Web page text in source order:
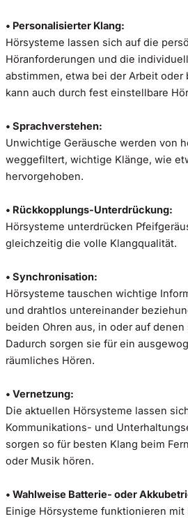
• Personalisierter Klang:
Hörsysteme lassen sich auf die
Höranforderungen und die
abstimmen, etwa bei der Arbeit oder
kann auch durch fest einstellbare
• Sprachverstehen:
Unwichtige Geräusche werden von
weggefiltert, wichtige Klänge, wie
hervorgehoben.
• Rückkopplungs-Unterdrückung:
Hörsysteme unterdrücken
gleichzeitig die volle Klangqualität.
• Synchronisation:
Hörsysteme tauschen wichtige
und drahtlos untereinander
beiden Ohren aus, in oder auf
Dadurch sorgen sie für ein
räumliches Hören.
• Vernetzung:
Die aktuellen Hörsysteme lassen
Kommunikations- und
sorgen so für besten Klang beim
oder Musik hören.
• Wahlweise Batterie- oder
Einige Hörsysteme funktionieren